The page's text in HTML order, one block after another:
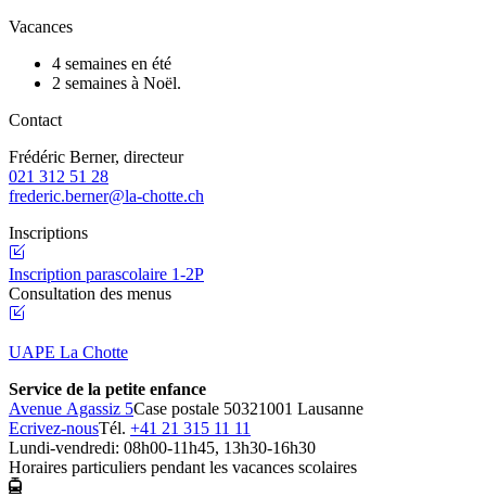
Vacances
4 semaines en été
2 semaines à Noël.
Contact
Frédéric Berner, directeur
021 312 51 28
frederic.berner@la-chotte.ch
Inscriptions
Inscription parascolaire 1-2P
Consultation des menus
UAPE La Chotte
Service de la petite enfance
Avenue Agassiz 5Case postale 50321001 Lausanne
Ecrivez-nousTél. +41 21 315 11 11
Lundi-vendredi: 08h00-11h45, 13h30-16h30
Horaires particuliers pendant les vacances scolaires